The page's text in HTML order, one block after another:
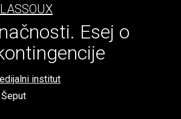
Esej o
institut